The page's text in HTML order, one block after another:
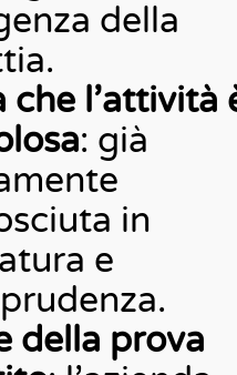
della
che l’attività
: già
in
e
della prova